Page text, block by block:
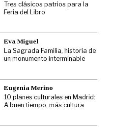
Tres clásicos patrios para la
Feria del Libro
Eva Miguel
La Sagrada Familia, historia de
un monumento interminable
Eugenia Merino
10 planes culturales en Madrid:
A buen tiempo, más cultura